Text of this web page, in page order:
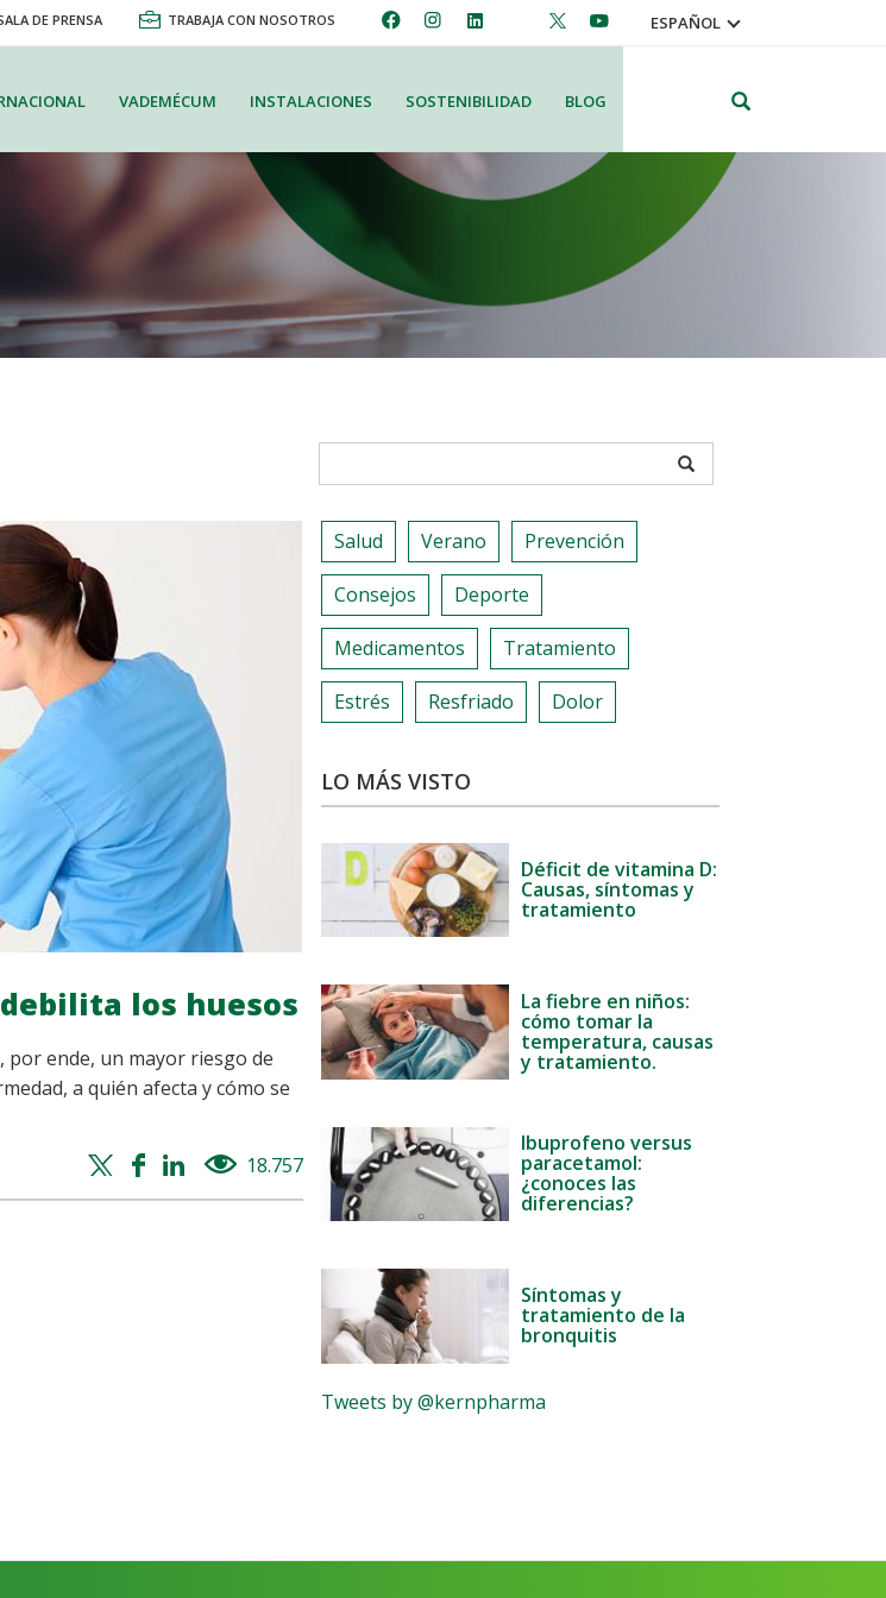
DE PRENSA TRABAJA CON NOSOTROS ESPAÑOL
VADEMÉCUM INSTALACIONES SOSTENIBILIDAD BLOG
APPLY
los huesos
por ende, un mayor riesgo de
a quién afecta y cómo se
Twitter
share
Facebook
share
Whatsapp
share
Linkedin
share
18.757views
Salud Verano Prevención
Consejos Deporte
Medicamentos Tratamiento
Estrés Resfriado Dolor
LO MÁS VISTO
Déficit de vitamina D:
Causas, síntomas y
tratamiento
La fiebre en niños:
cómo tomar la
temperatura, causas
y tratamiento.
Ibuprofeno versus
paracetamol:
¿conoces las
diferencias?
Síntomas y
tratamiento de la
bronquitis
Tweets by @kernpharma